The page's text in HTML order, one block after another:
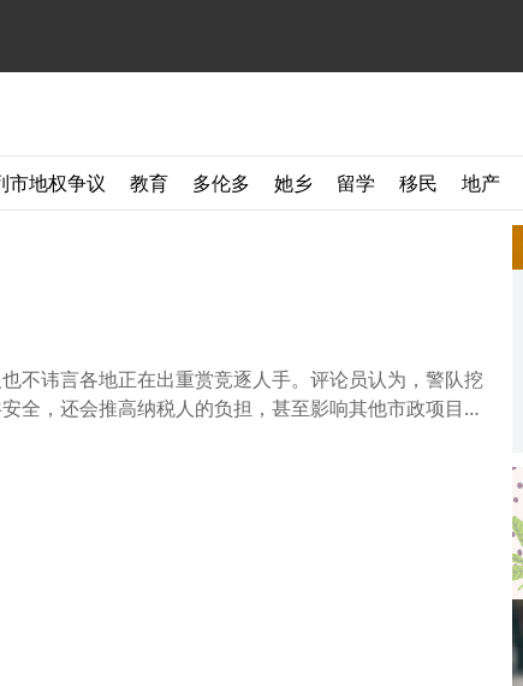
市地权争议 教育 多伦多 她乡 留学 移民 地产
不讳言各地正在出重赏竞逐人手。评论员认为，警队挖
全，还会推高纳税人的负担，甚至影响其他市政项目的